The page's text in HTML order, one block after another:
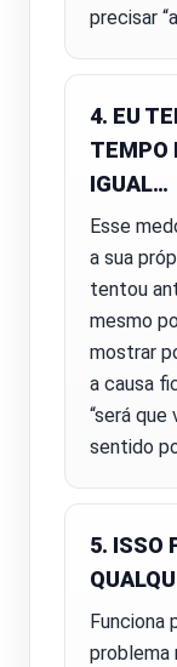
precisar
4. EU
TEMPO
IGUAL…
Esse
a sua
tentou
mesmo
mostrar
a causa
“será que
sentido
5. ISSO
Funciona
problema